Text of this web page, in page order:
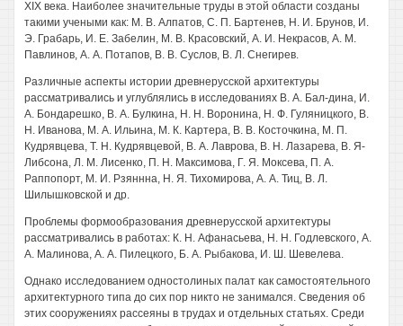
XIX века. Наиболее значительные труды в этой области созданы
такими учеными как: М. В. Алпатов, С. П. Бартенев, Н. И. Брунов, И.
Э. Грабарь, И. Е. Забелин, М. В. Красовский, А. И. Некрасов, А. М.
Павлинов, А. А. Потапов, В. В. Суслов, В. Л. Снегирев.
Различные аспекты истории древнерусской архитектуры
рассматривались и углублялись в исследованиях В. А. Бал-дина, И.
А. Бондарешко, В. А. Булкина, Н. Н. Воронина, Н. Ф. Гуляницкого, В.
Н. Иванова, М. А. Ильина, М. К. Картера, В. В. Косточкина, М. П.
Кудрявцева, Т. Н. Кудрявцевой, В. А. Лаврова, В. Н. Лазарева, В. Я-
Либсона, Л. М. Лисенко, П. Н. Максимова, Г. Я. Моксева, П. А.
Раппопорт, М. И. Рзяннна, Н. Я. Тихомирова, А. А. Тиц, В. Л.
Шилышковской и др.
Проблемы формообразования древнерусской архитектуры
рассматривались в работах: К. Н. Афанасьева, Н. Н. Годлевского, А.
А. Малинова, А. А. Пилецкого, Б. А. Рыбакова, И. Ш. Шевелева.
Однако исследованием одностолиных палат как самостоятельного
архитектурного типа до сих пор никто не занимался. Сведения об
этих сооружениях рассеяны в трудах и отдельных статьях. Среди